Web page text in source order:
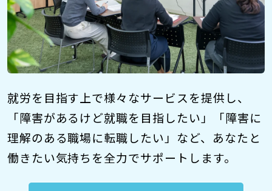
就労を目指す上で様々なサービスを提供し、
「障害があるけど就職を目指したい」「障害に
理解のある職場に転職したい」など、あなたと
働きたい気持ちを全力でサポートします。